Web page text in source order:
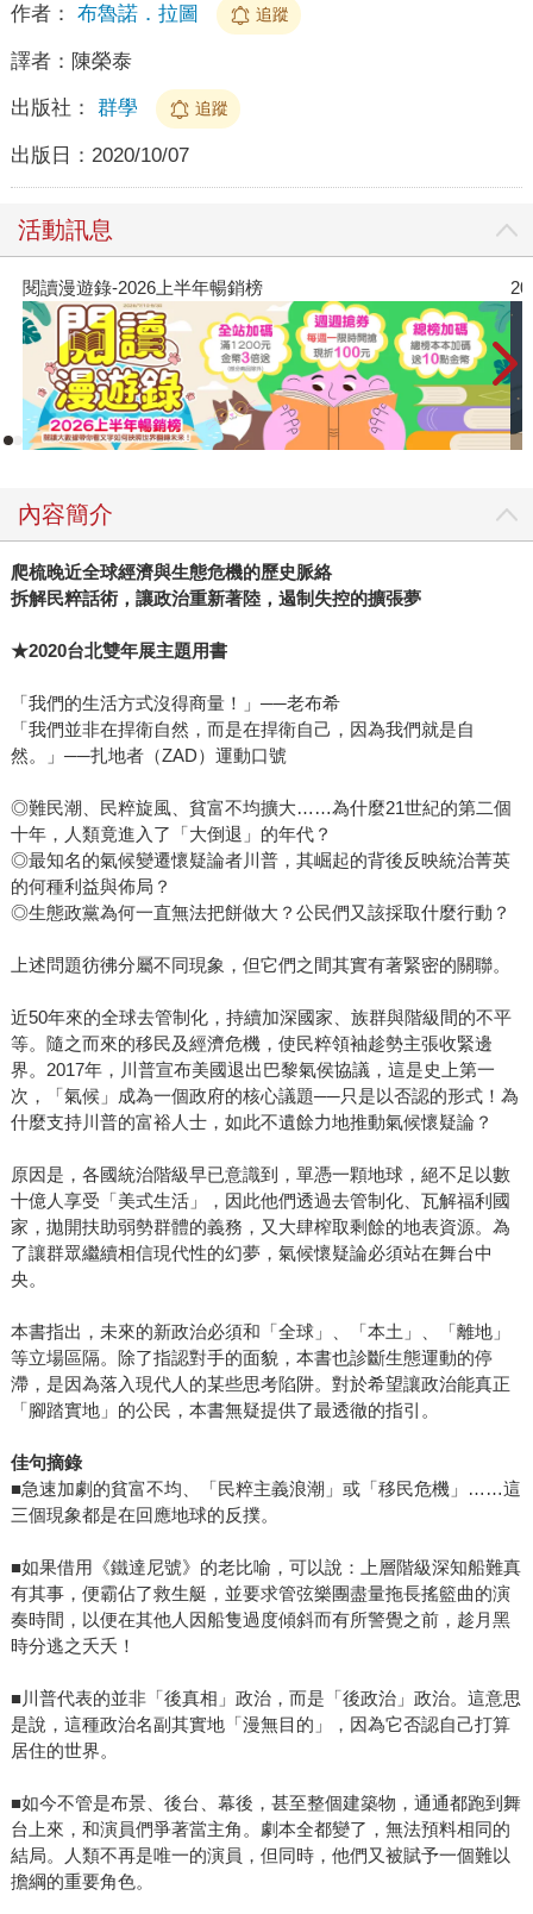
作者： 布魯諾．拉圖 追蹤
譯者： 陳榮泰
出版社： 群學 追蹤
出版日： 2020/10/07
活動訊息
2026年8月金石堂強力推薦
內容簡介
爬梳晚近全球經濟與生態危機的歷史脈絡
拆解民粹話術，讓政治重新著陸，遏制失控的擴張夢
★2020台北雙年展主題用書
「我們的生活方式沒得商量！」──老布希
「我們並非在捍衛自然，而是在捍衛自己，因為我們就是自
然。」──扎地者（ZAD）運動口號
◎難民潮、民粹旋風、貧富不均擴大……為什麼21世紀的第二個
十年，人類竟進入了「大倒退」的年代？
◎最知名的氣候變遷懷疑論者川普，其崛起的背後反映統治菁英
的何種利益與佈局？
◎生態政黨為何一直無法把餅做大？公民們又該採取什麼行動？
上述問題彷彿分屬不同現象，但它們之間其實有著緊密的關聯。
近50年來的全球去管制化，持續加深國家、族群與階級間的不平
等。隨之而來的移民及經濟危機，使民粹領袖趁勢主張收緊邊
界。2017年，川普宣布美國退出巴黎氣侯協議，這是史上第一
次，「氣候」成為一個政府的核心議題──只是以否認的形式！為
什麼支持川普的富裕人士，如此不遺餘力地推動氣候懷疑論？
原因是，各國統治階級早已意識到，單憑一顆地球，絕不足以數
十億人享受「美式生活」，因此他們透過去管制化、瓦解福利國
家，拋開扶助弱勢群體的義務，又大肆榨取剩餘的地表資源。為
了讓群眾繼續相信現代性的幻夢，氣候懷疑論必須站在舞台中
央。
本書指出，未來的新政治必須和「全球」、「本土」、「離地」
等立場區隔。除了指認對手的面貌，本書也診斷生態運動的停
滯，是因為落入現代人的某些思考陷阱。對於希望讓政治能真正
「腳踏實地」的公民，本書無疑提供了最透徹的指引。
佳句摘錄
■急速加劇的貧富不均、「民粹主義浪潮」或「移民危機」……這
三個現象都是在回應地球的反撲。
■如果借用《鐵達尼號》的老比喻，可以說：上層階級深知船難真
有其事，便霸佔了救生艇，並要求管弦樂團盡量拖長搖籃曲的演
奏時間，以便在其他人因船隻過度傾斜而有所警覺之前，趁月黑
時分逃之夭夭！
■川普代表的並非「後真相」政治，而是「後政治」政治。這意思
是說，這種政治名副其實地「漫無目的」，因為它否認自己打算
居住的世界。
■如今不管是布景、後台、幕後，甚至整個建築物，通通都跑到舞
台上來，和演員們爭著當主角。劇本全都變了，無法預料相同的
結局。人類不再是唯一的演員，但同時，他們又被賦予一個難以
擔綱的重要角色。